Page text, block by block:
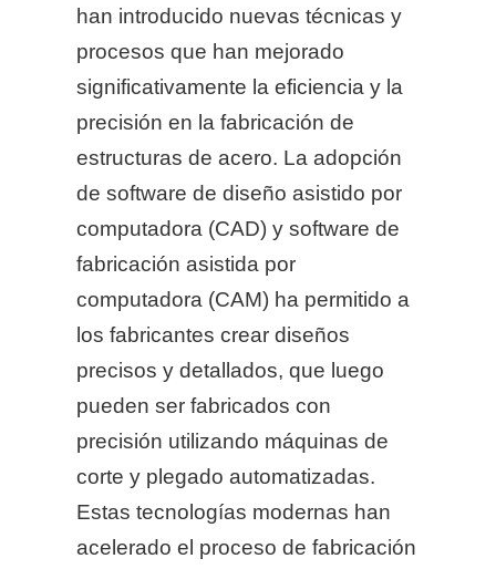
han introducido nuevas técnicas y
procesos que han mejorado
significativamente la eficiencia y la
precisión en la fabricación de
estructuras de acero. La adopción
de software de diseño asistido por
computadora (CAD) y software de
fabricación asistida por
computadora (CAM) ha permitido a
los fabricantes crear diseños
precisos y detallados, que luego
pueden ser fabricados con
precisión utilizando máquinas de
corte y plegado automatizadas.
Estas tecnologías modernas han
acelerado el proceso de fabricación